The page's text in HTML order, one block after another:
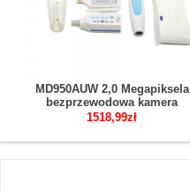
MD950AUW 2,0 Megapiksela
bezprzewodowa kamera
dentystyczna wewnątrzustna
1518,99zł